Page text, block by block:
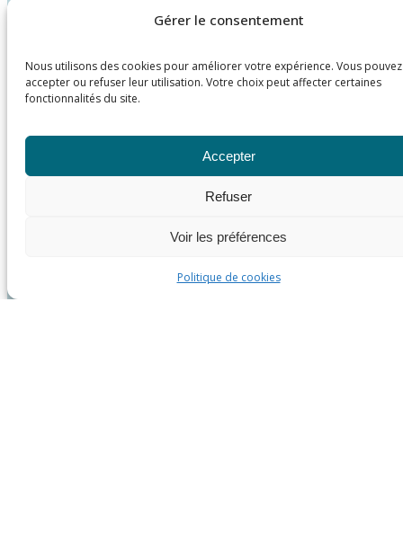
Gérer le consentement
Nous utilisons des cookies pour améliorer votre expérience. Vous pouvez
accepter ou refuser leur utilisation. Votre choix peut affecter certaines
fonctionnalités du site.
Accepter
Refuser
Voir les préférences
Politique de cookies